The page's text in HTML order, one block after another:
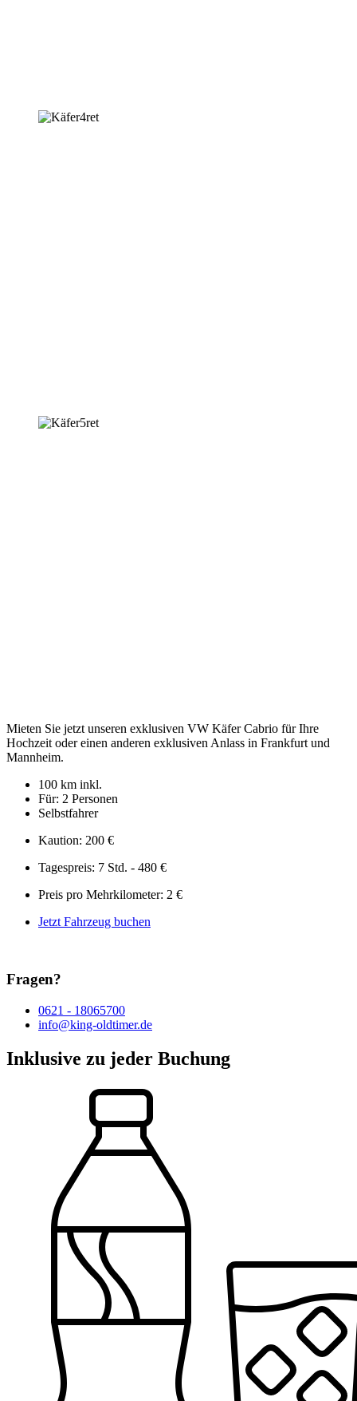
Mieten Sie jetzt unseren exklusiven VW Käfer Cabrio für Ihre
Hochzeit oder einen anderen exklusiven Anlass in Frankfurt und
Mannheim.
100 km inkl.
Für: 2 Personen
Selbstfahrer
Kaution: 200 €
Tagespreis: 7 Std. - 480 €
Preis pro Mehrkilometer: 2 €
Jetzt Fahrzeug buchen
Fragen?
0621 - 18065700
info@king-oldtimer.de
Inklusive zu jeder Buchung